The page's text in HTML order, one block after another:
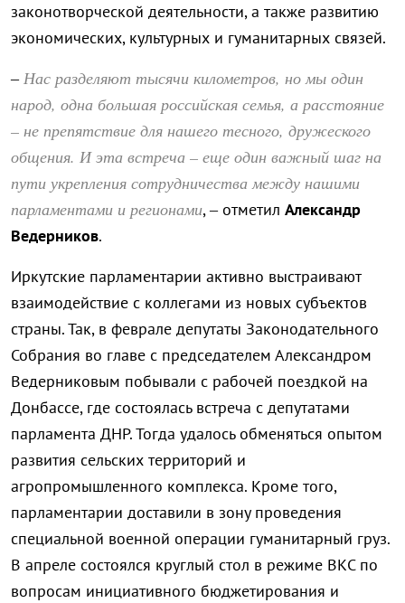
законотворческой деятельности, а также развитию
экономических, культурных и гуманитарных связей.
–Нас разделяют тысячи километров, но мы один
народ, одна большая российская семья, а расстояние
– не препятствие для нашего тесного, дружеского
общения. И эта встреча – еще один важный шаг на
пути укрепления сотрудничества между нашими
парламентами и регионами, – отметил Александр
Ведерников.
Иркутские парламентарии активно выстраивают
взаимодействие с коллегами из новых субъектов
страны. Так, в феврале депутаты Законодательного
Собрания во главе с председателем Александром
Ведерниковым побывали с рабочей поездкой на
Донбассе, где состоялась встреча с депутатами
парламента ДНР. Тогда удалось обменяться опытом
развития сельских территорий и
агропромышленного комплекса. Кроме того,
парламентарии доставили в зону проведения
специальной военной операции гуманитарный груз.
В апреле состоялся круглый стол в режиме ВКС по
вопросам инициативного бюджетирования и